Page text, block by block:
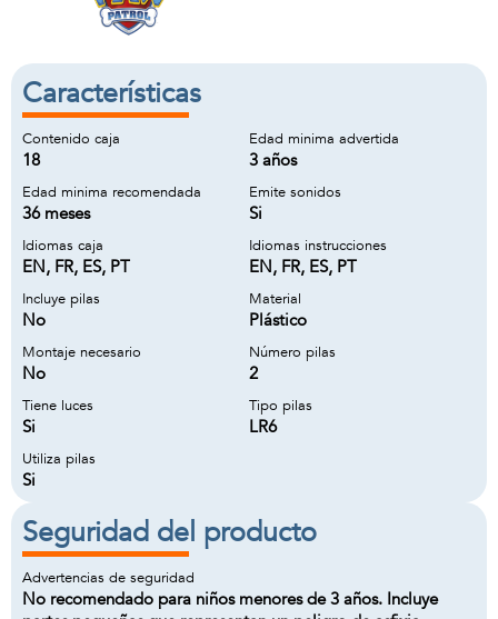
Características
Contenido caja
18
Edad minima advertida
3 años
Edad minima recomendada
36 meses
Emite sonidos
Si
Idiomas caja
EN, FR, ES, PT
Idiomas instrucciones
EN, FR, ES, PT
Incluye pilas
No
Material
Plástico
Montaje necesario
No
Número pilas
2
Tiene luces
Si
Tipo pilas
LR6
Utiliza pilas
Si
Seguridad del producto
Advertencias de seguridad
No recomendado para niños menores de 3 años. Incluye